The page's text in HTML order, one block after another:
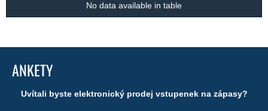
No data available in table
ANKETY
Uvítali byste elektronický prodej vstupenek na zápasy?